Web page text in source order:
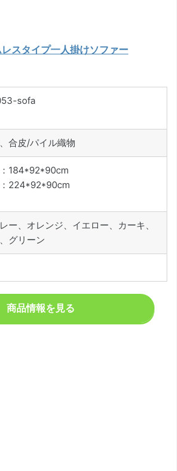
スタイプ一人掛けソファー
sofa
合皮/パイル織物
184*92*90cm
224*92*90cm
ー、オレンジ、イエロー、カーキ、
グリーン
商品情報を見る